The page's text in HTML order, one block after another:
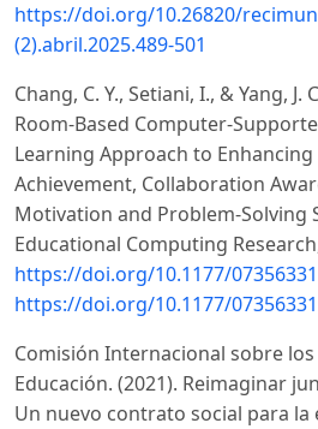
https://doi.org/10.26820/
(2).abril.2025.489-501
Chang, C. Y., Setiani, I., & Yang, J.
Room-Based Computer-
Learning Approach to Enhancing
Achievement, Collaboration
Motivation and Problem-Solving
Educational Computing
https://doi.org/10.1177/
https://doi.org/10.1177/
Comisión Internacional sobre
Educación. (2021). Reimaginar
Un nuevo contrato social para la